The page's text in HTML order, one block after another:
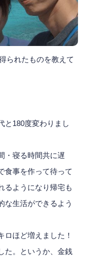
られたものを教えて
と180度変わりまし
・寝る時間共に遅
食事を作って待って
るようになり帰宅も
な生活ができるよう
ロほど増えました！
た。というか、金銭